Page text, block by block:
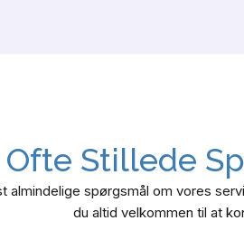
Ofte Stillede
almindelige spørgsmål om vores
du altid velkommen til at